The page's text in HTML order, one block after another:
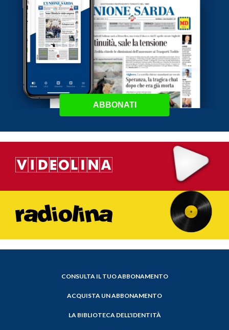
ABBONATI
CONSULTA IL TUO ABBONAMENTO
ACQUISTA UN ABBONAMENTO
LA BIBLIOTECA DELL'IDENTITÀ